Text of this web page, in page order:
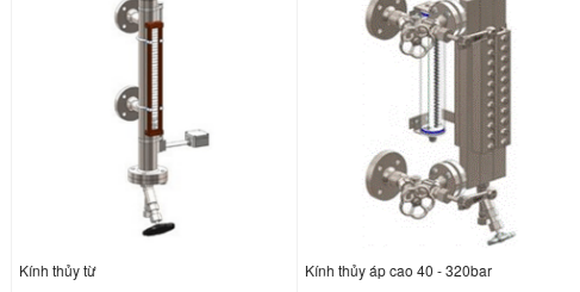
Kính thủy từ Kính thủy áp cao 40 - 320bar